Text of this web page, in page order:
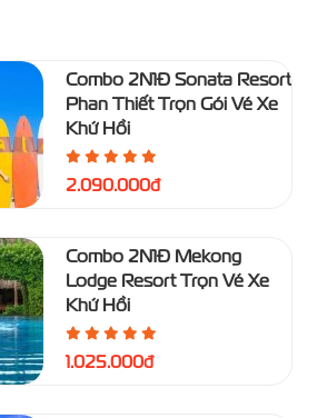
Combo 2N1Đ Sonata Resort
Phan Thiết Trọn Gói Vé Xe
Khứ Hồi
2.090.000đ
Combo 2N1Đ Mekong
Lodge Resort Trọn Vé Xe
Khứ Hồi
1.025.000đ